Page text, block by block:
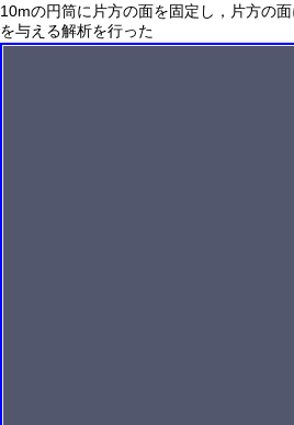
10mの円筒に片方の面を固定し，片方の
を与える解析を行った